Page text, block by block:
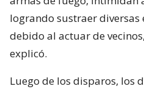
logrando sustraer diversas
debido al actuar de
explicó.
Luego de los disparos, los